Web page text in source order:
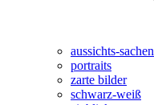
aussichts-sachen
portraits
zarte bilder
schwarz-weiß